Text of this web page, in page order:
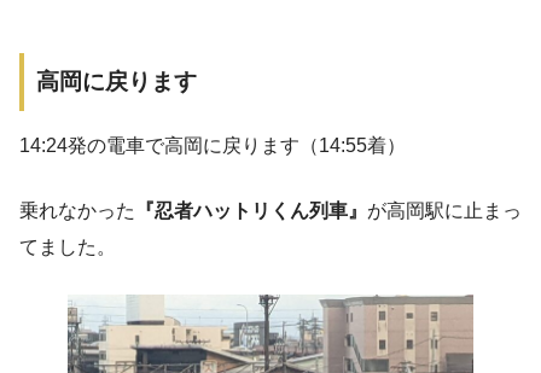
高岡に戻ります
14:24発の電車で高岡に戻ります（14:55着）
乗れなかった 『忍者ハットリくん列車』 が高岡駅に止まっ
てました。